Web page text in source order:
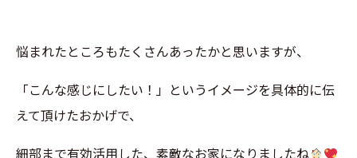
悩まれたところもたくさんあったかと思いますが、
「こんな感じにしたい！」というイメージを具体的に伝
えて頂けたおかげで、
細部まで有効活用した、素敵なお家になりましたね